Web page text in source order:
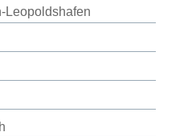
Leopoldshafen